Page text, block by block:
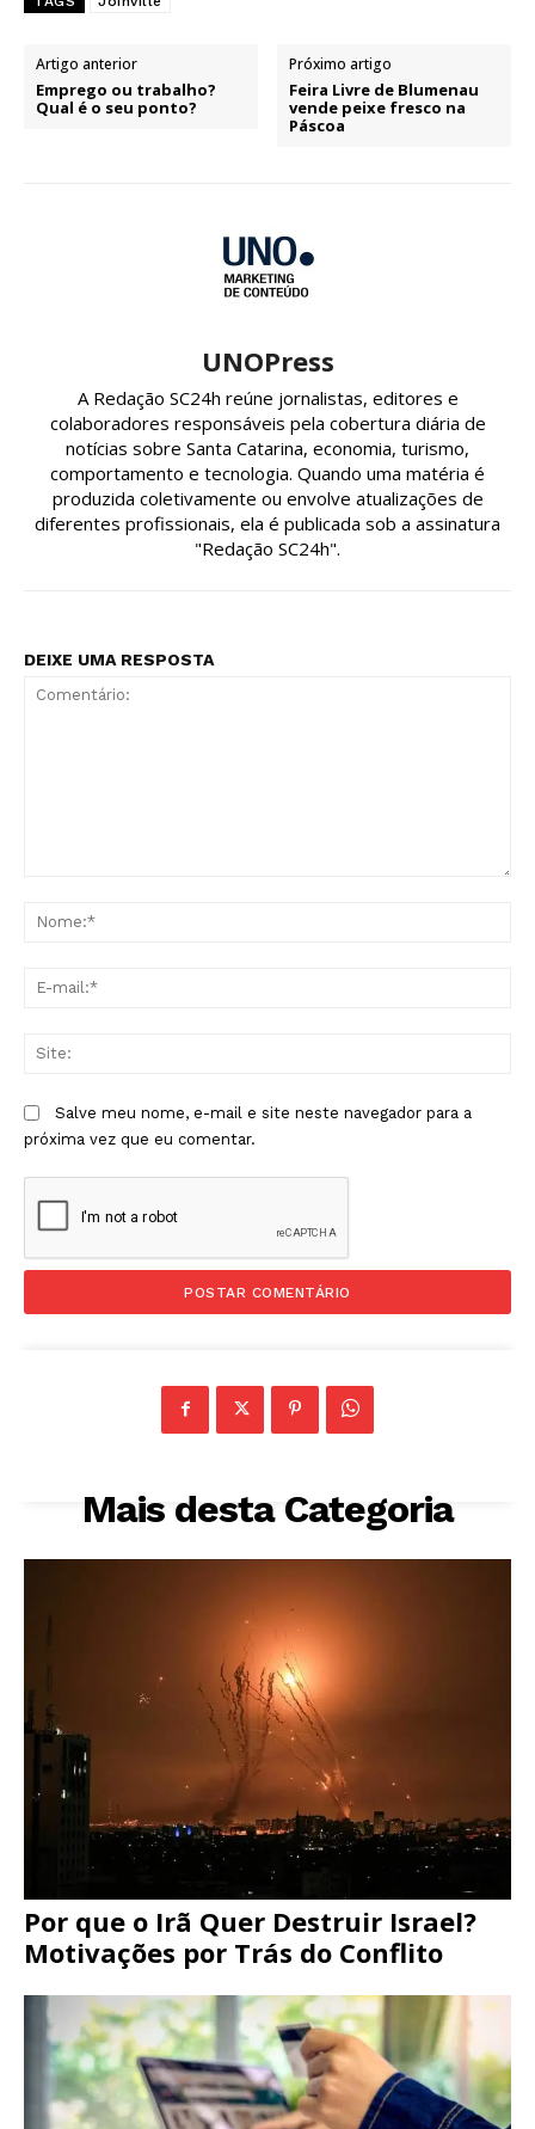
Artigo anterior
Emprego ou trabalho?
Qual é o seu ponto?
Próximo artigo
Feira Livre de Blumenau
vende peixe fresco na
Páscoa
UNOPress
A Redação SC24h reúne jornalistas, editores e
colaboradores responsáveis pela cobertura diária de
notícias sobre Santa Catarina, economia, turismo,
comportamento e tecnologia. Quando uma matéria é
produzida coletivamente ou envolve atualizações de
diferentes profissionais, ela é publicada sob a assinatura
"Redação SC24h".
DEIXE UMA RESPOSTA
Salve meu nome, e-mail e site neste navegador para a
próxima vez que eu comentar.
Mais desta Categoria
Por que o Irã Quer Destruir Israel?
Motivações por Trás do Conflito